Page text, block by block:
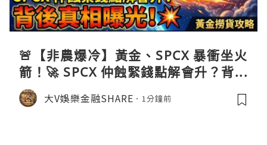
🚨【非農爆冷】黃金、SPCX 暴衝坐火
箭！🚀 SPCX 仲蝕緊錢點解會升？背後
真相曝光！💥黃金撈貨攻略
大V娛樂金融SHARE 1分鐘前